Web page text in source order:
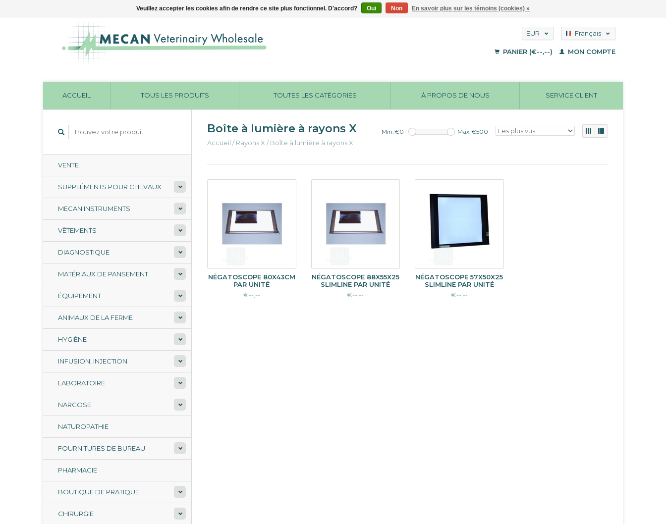
EUR
USD
Français
English
PANIER (€--,--) MON COMPTE
ACCUEIL TOUS LES PRODUITS TOUTES LES CATÉGORIES À PROPOS DE NOUS SERVICE CLIENT
VENTE
SUPPLÉMENTS POUR CHEVAUX
MECAN INSTRUMENTS
VÊTEMENTS
DIAGNOSTIQUE
MATÉRIAUX DE PANSEMENT
ÉQUIPEMENT
ANIMAUX DE LA FERME
HYGIÈNE
INFUSION, INJECTION
LABORATOIRE
NARCOSE
NATUROPATHIE
FOURNITURES DE BUREAU
PHARMACIE
BOUTIQUE DE PRATIQUE
CHIRURGIE
Boîte à lumière à rayons X
Accueil /Rayons X /Boîte à lumière à rayons X
Min: €0 Max: €500
NÉGATOSCOPE 80X43CM
PAR UNITÉ
€--,--
NÉGATOSCOPE 88X55X25
SLIMLINE PAR UNITÉ
€--,--
NÉGATOSCOPE 57X50X25
SLIMLINE PAR UNITÉ
€--,--
Veuillez accepter les cookies afin de rendre ce site plus fonctionnel. D'accord? Oui Non En savoir plus sur les témoins (cookies) »